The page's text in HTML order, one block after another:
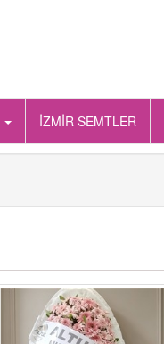
İZMİR SEMTLER